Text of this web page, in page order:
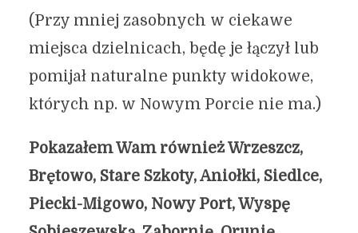
(Przy mniej zasobnych w ciekawe
miejsca dzielnicach, będę je łączył lub
pomijał naturalne punkty widokowe,
których np. w Nowym Porcie nie ma.)
Pokazałem Wam również Wrzeszcz,
Brętowo, Stare Szkoty, Aniołki, Siedlce,
Piecki-Migowo, Nowy Port, Wyspę